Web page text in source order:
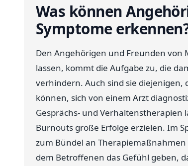
Was können
Symptome
Den Angehörigen und Freunden von
lassen, kommt die Aufgabe zu, die
verhindern. Auch sind sie
können, sich von einem Arzt
Gesprächs- und Verhaltenstherapien
Burnouts große Erfolge erzielen. Im
zum Bündel an
dem Betroffenen das Gefühl geben,